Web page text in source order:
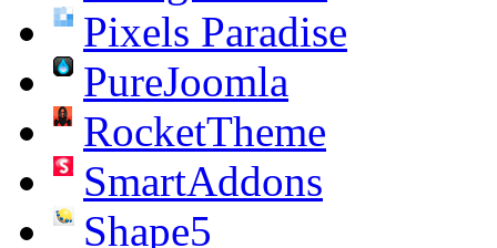
Pixels Paradise
PureJoomla
RocketTheme
SmartAddons
Shape5